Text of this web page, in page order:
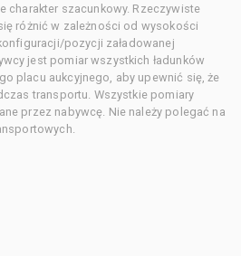
charakter szacunkowy. Rzeczywiste
różnić w zależności od wysokości
pozycji załadowanej
jest pomiar wszystkich ładunków
placu aukcyjnego, aby upewnić się, że
transportu. Wszystkie pomiary
przez nabywcę. Nie należy polegać na